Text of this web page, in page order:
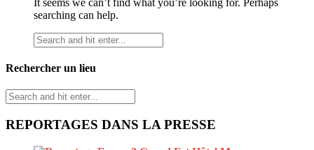
searching can help.
Rechercher un lieu
REPORTAGES DANS LA PRESSE